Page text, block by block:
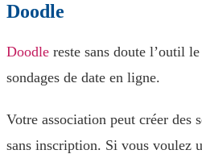
Doodle
Doodle reste sans doute l’outil
sondages de date en ligne.
Votre association peut créer des
sans inscription. Si vous voulez